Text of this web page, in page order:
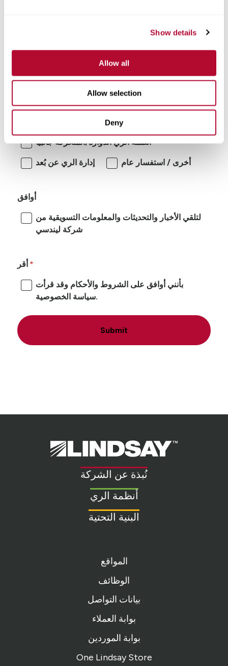
Show details
Allow all
Allow selection
Deny
أنظمة الري الدوارة/المتحركة جانبياً
إدارة الري عن بُعد أخرى / استفسار عام
أوافق
لتلقي الأخبار والتحديثات والمعلومات التسويقية من
شركة ليندسي
أقر
بأنني أوافق على الشروط والأحكام وقد قرأت
سياسة الخصوصية.
Submit
Lindsay.
Link
homepage
نُبذة عن الشركة
أنظمة الري
البنية التحتية
المواقع
الوظائف
بيانات التواصل
بوابة العملاء
بوابة الموردين
One Lindsay Store